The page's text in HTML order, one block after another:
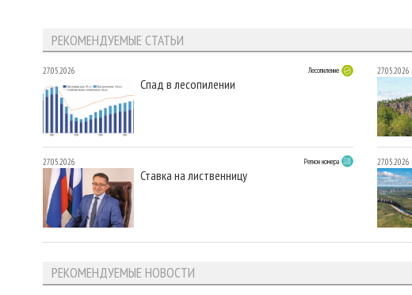
РЕКОМЕНДУЕМЫЕ СТАТЬИ
27.05.2026 Лесопиление
Спад в лесопилении
27.05.2026 Регион номера
Ставка на лиственницу
27.05.2026
27.05.2026
РЕКОМЕНДУЕМЫЕ НОВОСТИ